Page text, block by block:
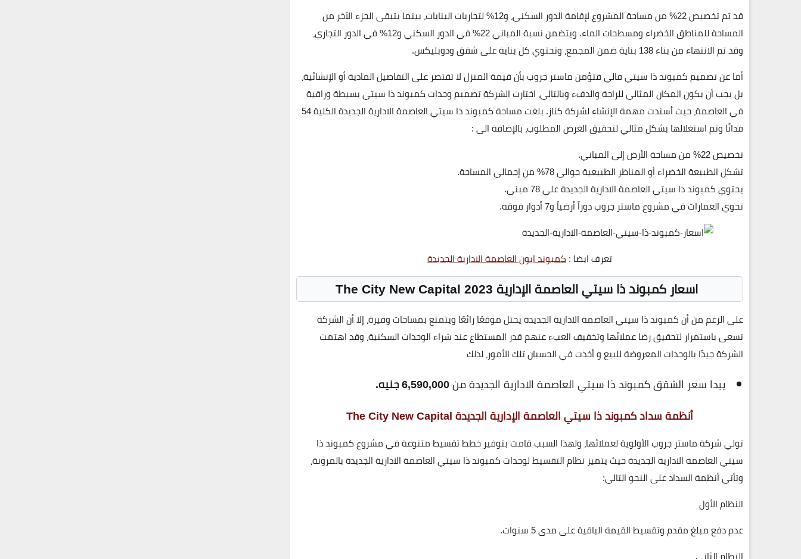
قد تم تخصيص 22% من مساحة المشروع لإقامة الدور السكني، و12% لتجاريات البنايات، بينما يتبقى الجزء الآخر من
المساحة للمناطق الخضراء ومسطحات الماء. ويتضمن نسبة المباني 22% في الدور السكني و12% في الدور التجاري،
وقد تم الانتهاء من بناء 138 بناية ضمن المجمع، وتحتوي كل بناية على شقق ودوبليكس.
أما عن تصميم كمبوند ذا سيتي فالي فتؤمن ماستر جروب بأن قيمة المنزل لا تقتصر على التفاصيل المادية أو الإنشائية،
بل يجب أن يكون المكان المثالي للراحة والدفء وبالتالي، اختارت الشركة تصميم وحدات كمبوند ذا سيتي بسيطة وراقية
في العاصمة، حيث أسندت مهمة الإنشاء لشركة كناز. بلغت مساحة كمبوند ذا سيتي العاصمة الادارية الجديدة الكلية 54
فدانًا وتم استغلالها بشكل مثالي لتحقيق الغرض المطلوب، بالإضافة الى :
تخصيص 22% من مساحة الأرض إلى المباني.
تشكل الطبيعة الخضراء أو المناظر الطبيعية حوالي 78% من إجمالي المساحة.
يحتوي كمبوند ذا سيتي العاصمة الادارية الجديدة على 78 مبنى.
تحوي العمارات في مشروع ماستر جروب دوراً أرضياً و7 أدوار فوقه.
تعرف ايضا :كمبوند ايون العاصمة الادارية الجديدة
اسعار كمبوند ذا سيتي العاصمة الإدارية 2023 The City New Capital
على الرغم من أن كمبوند ذا سيتي العاصمة الادارية الجديدة يحتل موقعًا رائعًا ويتمتع بمساحات وفيرة، إلا أن الشركة
تسعى باستمرار لتحقيق رضا عملائها وتخفيف العبء عنهم قدر المستطاع عند شراء الوحدات السكنية، وقد اهتمت
الشركة جيدًا بالوحدات المعروضة للبيع و أخذت في الحسبان تلك الأمور، لذلك
يبدا سعر الشقق كمبوند ذا سيتي العاصمة الادارية الجديدة من6,590,000 جنيه.
أنظمة سداد كمبوند ذا سيتي العاصمة الإدارية الجديدة‌ The City New Capital
تولي شركة ماستر جروب الأولوية لعملائها، ولهذا السبب قامت بتوفير خطط تقسيط متنوعة في مشروع كمبوند ذا
سيتي العاصمة الادارية الجديدة حيث يتميز نظام التقسيط لوحدات كمبوند ذا سيتي العاصمة الادارية الجديدة بالمرونة،
وتأتي أنظمة السداد على النحو التالي:
النظام الأول
عدم دفع مبلغ مقدم وتقسيط القيمة الباقية على مدى 5 سنوات.